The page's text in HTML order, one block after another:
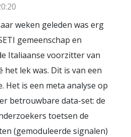
weken geleden was erg
gemeenschap en
Italiaanse voorzitter van
het lek was. Dit is van een
Het is een meta analyse op
betrouwbare data-set: de
toetsen de
(gemoduleerde signalen)